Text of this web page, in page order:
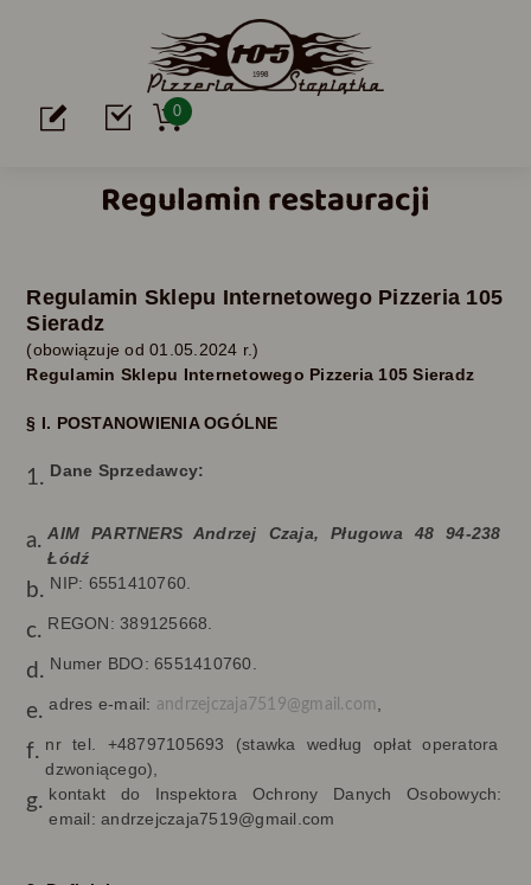
0
Regulamin restauracji
Regulamin Sklepu Internetowego Pizzeria 105
Sieradz
(obowiązuje od01.05. 2024 r.)
Regulamin Sklepu Internetowego Pizzeria 105 Sieradz
§ I. POSTANOWIENIA OGÓLNE
Dane Sprzedawcy:
AIM PARTNERS Andrzej Czaja, Pługowa 48 94-238
Łódź
NIP: 6551410760.
REGON: 389125668.
Numer BDO: 6551410760.
adres e-mail: andrzejczaja7519@gmail.com
nr tel. +48797105693 (stawka według opłat operatora
dzwoniącego),
kontakt do Inspektora Ochrony Danych Osobowych:
email: andrzejczaja7519@gmail.com